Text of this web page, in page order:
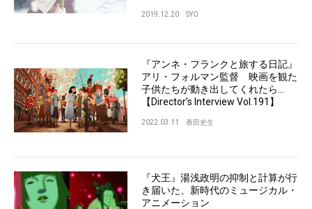
2019.12.20 SYO
『アンネ・フランクと旅する日記』
アリ・フォルマン監督 映画を観た
子供たちが動き出してくれたら…
【Director’s Interview Vol.191】
2022.03.11 香田史生
『犬王』湯浅政明の抑制と計算が行
き届いた、新時代のミュージカル・
アニメーション